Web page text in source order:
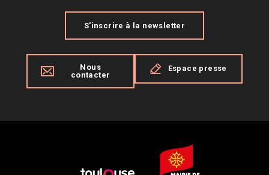
S'inscrire à la newsletter
Nous
contacter
Espace presse